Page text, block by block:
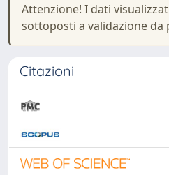
Attenzione! I dati
sottoposti a validazione da
Citazioni